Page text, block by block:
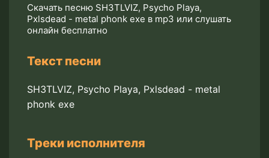
Скачать песню SH3TLVIZ, Psycho Playa,
Pxlsdead - metal phonk exe в mp3 или слушать
онлайн бесплатно
Текст песни
SH3TLVIZ, Psycho Playa, Pxlsdead - metal
phonk exe
Треки исполнителя